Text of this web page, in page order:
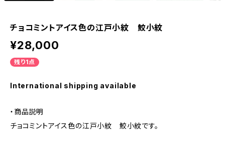
チョコミントアイス色の江戸小紋 鮫小紋
¥28,000
残り1点
International shipping available
・商品説明
チョコミントアイス色の江戸小紋 鮫小紋です。